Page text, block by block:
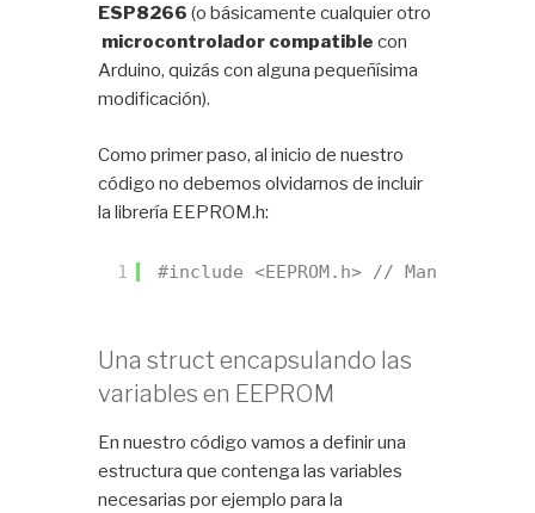
ESP8266 (o básicamente cualquier otro
microcontrolador compatible con
Arduino, quizás con alguna pequeñísima
modificación).
Como primer paso, al inicio de nuestro
código no debemos olvidarnos de incluir
la librería EEPROM.h:
1 #include <EEPROM.h> // Manejo de la
Una struct encapsulando las
variables en EEPROM
En nuestro código vamos a definir una
estructura que contenga las variables
necesarias por ejemplo para la